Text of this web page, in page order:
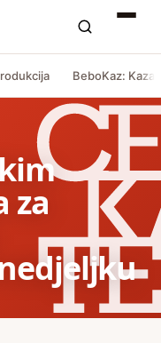
BeboKaz:
za